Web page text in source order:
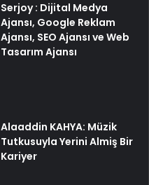
Serjoy : Dijital Medya
Ajansı, Google Reklam
Ajansı, SEO Ajansı ve Web
Tasarım Ajansı
Alaaddin KAHYA: Müzik
Tutkusuyla Yerini Almiş Bir
Kariyer